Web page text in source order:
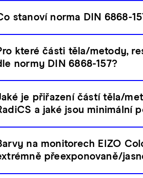
stanoví norma DIN 6868-
které části těla/metody,
normy DIN 6868-157?
je přiřazení částí těla/
a jaké jsou minimální
na monitorech EIZO
přeexponovaně/